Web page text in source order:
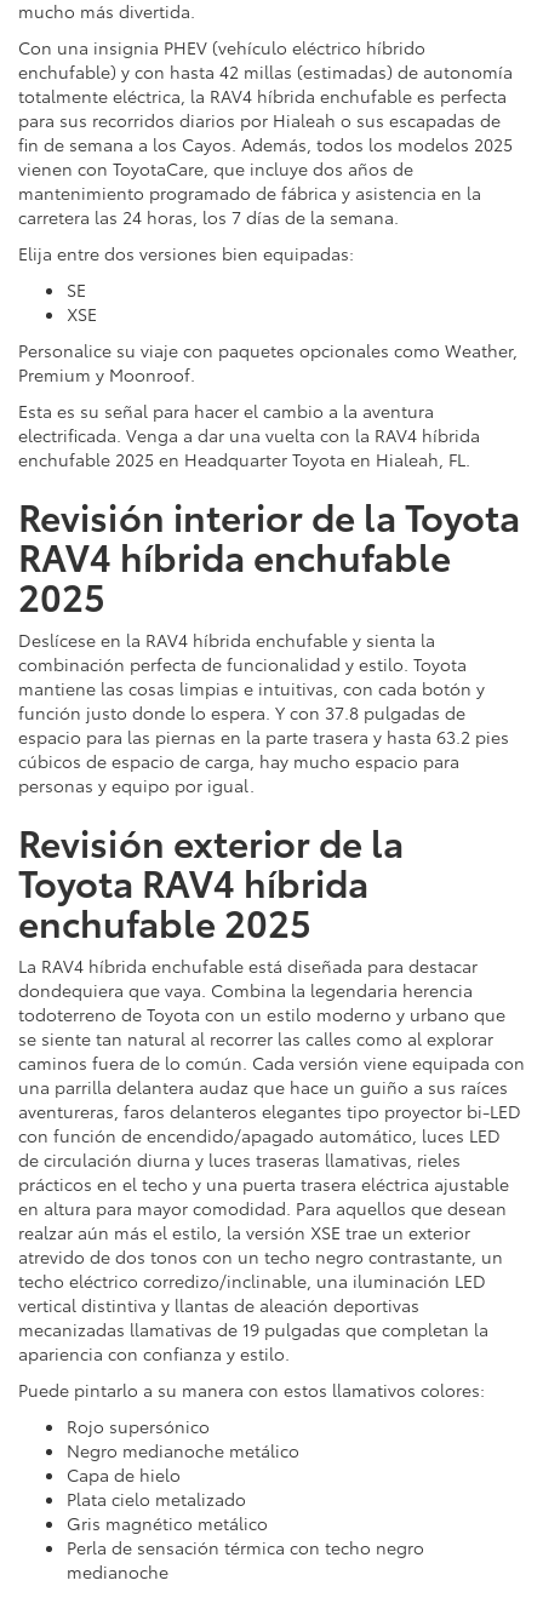
mucho más divertida.
Con una insignia PHEV (vehículo eléctrico híbrido
enchufable) y con hasta 42 millas (estimadas) de autonomía
totalmente eléctrica, la RAV4 híbrida enchufable es perfecta
para sus recorridos diarios por Hialeah o sus escapadas de
fin de semana a los Cayos. Además, todos los modelos 2025
vienen con ToyotaCare, que incluye dos años de
mantenimiento programado de fábrica y asistencia en la
carretera las 24 horas, los 7 días de la semana.
Elija entre dos versiones bien equipadas:
SE
XSE
Personalice su viaje con paquetes opcionales como Weather,
Premium y Moonroof.
Esta es su señal para hacer el cambio a la aventura
electrificada. Venga a dar una vuelta con la RAV4 híbrida
enchufable 2025 en Headquarter Toyota en Hialeah, FL.
Revisión interior de la Toyota
RAV4 híbrida enchufable
2025
Deslícese en la RAV4 híbrida enchufable y sienta la
combinación perfecta de funcionalidad y estilo. Toyota
mantiene las cosas limpias e intuitivas, con cada botón y
función justo donde lo espera. Y con 37.8 pulgadas de
espacio para las piernas en la parte trasera y hasta 63.2 pies
cúbicos de espacio de carga, hay mucho espacio para
personas y equipo por igual.
Revisión exterior de la
Toyota RAV4 híbrida
enchufable 2025
La RAV4 híbrida enchufable está diseñada para destacar
dondequiera que vaya. Combina la legendaria herencia
todoterreno de Toyota con un estilo moderno y urbano que
se siente tan natural al recorrer las calles como al explorar
caminos fuera de lo común. Cada versión viene equipada con
una parrilla delantera audaz que hace un guiño a sus raíces
aventureras, faros delanteros elegantes tipo proyector bi-LED
con función de encendido/apagado automático, luces LED
de circulación diurna y luces traseras llamativas, rieles
prácticos en el techo y una puerta trasera eléctrica ajustable
en altura para mayor comodidad. Para aquellos que desean
realzar aún más el estilo, la versión XSE trae un exterior
atrevido de dos tonos con un techo negro contrastante, un
techo eléctrico corredizo/inclinable, una iluminación LED
vertical distintiva y llantas de aleación deportivas
mecanizadas llamativas de 19 pulgadas que completan la
apariencia con confianza y estilo.
Puede pintarlo a su manera con estos llamativos colores:
Rojo supersónico
Negro medianoche metálico
Capa de hielo
Plata cielo metalizado
Gris magnético metálico
Perla de sensación térmica con techo negro
medianoche